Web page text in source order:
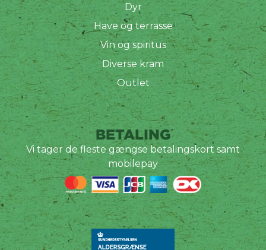
Dyr
Have og terrasse
Vin og spiritus
Diverse kram
Outlet
BETALING
Vi tager de fleste gængse betalingskort samt
mobilepay